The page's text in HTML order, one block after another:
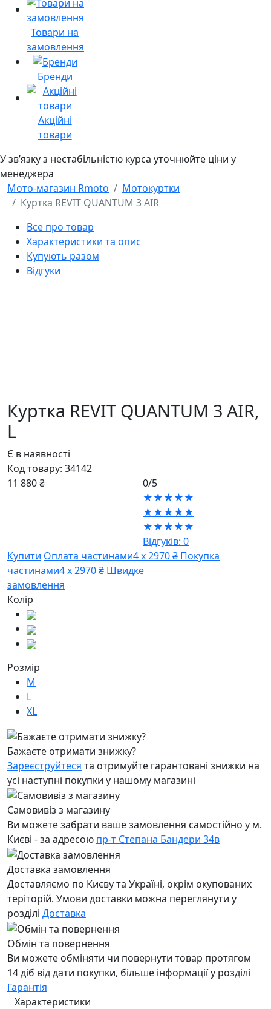
Товари на
замовлення
Бренди
Акційні
товари
У звʼязку з нестабільністю курса уточнюйте ціни у
менеджера
Мото-магазин Rmoto
Мотокуртки
Куртка REVIT QUANTUM 3 AIR
Все про товар
Характеристики та опис
Купують разом
Відгуки
Куртка REVIT QUANTUM 3 AIR,
L
Є в наявності
Код товару: 34142
11 880 ₴
0/5
★★★★★
★★★★★
★★★★★
Відгуків: 0
Купити Оплата частинами4 х 2970 ₴ Покупка
частинами4 х 2970 ₴ Швидке
замовлення
Колір
Розмір
M
L
XL
Бажаєте отримати знижку?
Зареєструйтеся та отримуйте гарантовані знижки на
усі наступні покупки у нашому магазині
Самовивіз з магазину
Ви можете забрати ваше замовлення самостійно у м.
Києві - за адресою пр-т Степана Бандери 34в
Доставка замовлення
Доставляємо по Києву та Україні, окрім окупованих
теріторій. Умови доставки можна переглянути у
розділі Доставка
Обмін та повернення
Ви можете обміняти чи повернути товар протягом
14 діб від дати покупки, більше інформації у розділі
Гарантія
Характеристики